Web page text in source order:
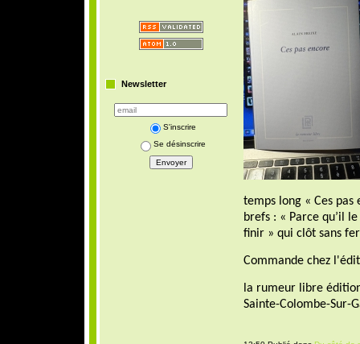
Newsletter
S'inscrire
Se désinscrire
temps long « Ces
brefs : « Parce qu’il
finir » qui clôt sans
Commande chez
la rumeur libre
Sainte-Colombe-Sur-